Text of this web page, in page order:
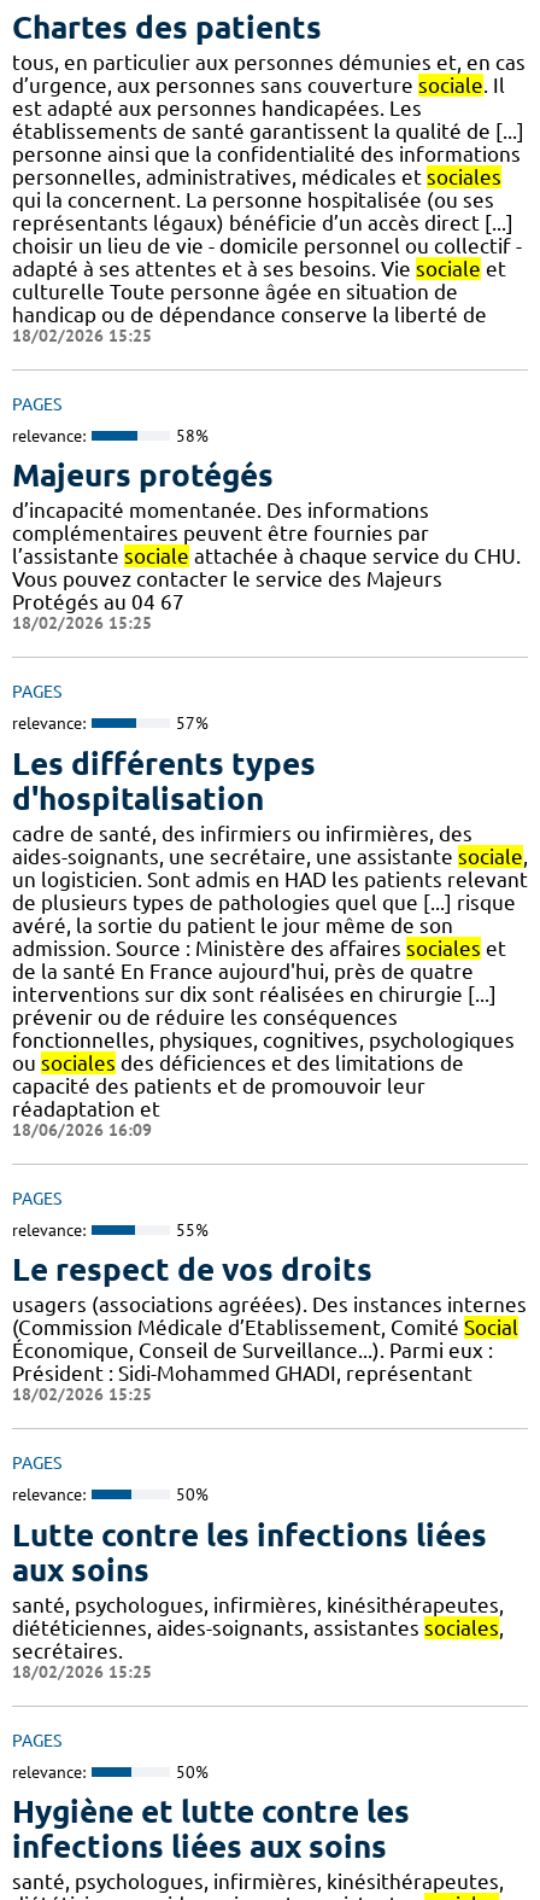
Chartes des patients
tous, en particulier aux personnes démunies et, en cas
d’urgence, aux personnes sans couverture sociale . Il
est adapté aux personnes handicapées. Les
établissements de santé garantissent la qualité de [...]
personne ainsi que la confidentialité des informations
personnelles, administratives, médicales et sociales
qui la concernent. La personne hospitalisée (ou ses
représentants légaux) bénéficie d’un accès direct [...]
choisir un lieu de vie - domicile personnel ou collectif -
adapté à ses attentes et à ses besoins. Vie sociale et
culturelle Toute personne âgée en situation de
handicap ou de dépendance conserve la liberté de
18/02/2026 15:25
PAGES
relevance: 58%
Majeurs protégés
d’incapacité momentanée. Des informations
complémentaires peuvent être fournies par
l’assistante sociale attachée à chaque service du CHU.
Vous pouvez contacter le service des Majeurs
Protégés au 04 67
18/02/2026 15:25
PAGES
relevance: 57%
Les différents types
d'hospitalisation
cadre de santé, des infirmiers ou infirmières, des
aides-soignants, une secrétaire, une assistante sociale
un logisticien. Sont admis en HAD les patients relevant
de plusieurs types de pathologies quel que [...] risque
avéré, la sortie du patient le jour même de son
admission. Source : Ministère des affaires sociales et
de la santé En France aujourd'hui, près de quatre
interventions sur dix sont réalisées en chirurgie [...]
prévenir ou de réduire les conséquences
fonctionnelles, physiques, cognitives, psychologiques
ou sociales des déficiences et des limitations de
capacité des patients et de promouvoir leur
réadaptation et
18/06/2026 16:09
PAGES
relevance: 55%
Le respect de vos droits
usagers (associations agréées). Des instances internes
(Commission Médicale d’Etablissement, Comité Social
Économique, Conseil de Surveillance...). Parmi eux :
Président : Sidi-Mohammed GHADI, représentant
18/02/2026 15:25
PAGES
relevance: 50%
Lutte contre les infections liées
aux soins
santé, psychologues, infirmières, kinésithérapeutes,
diététiciennes, aides-soignants, assistantes sociales
secrétaires.
18/02/2026 15:25
PAGES
relevance: 50%
Hygiène et lutte contre les
infections liées aux soins
santé, psychologues, infirmières, kinésithérapeutes,